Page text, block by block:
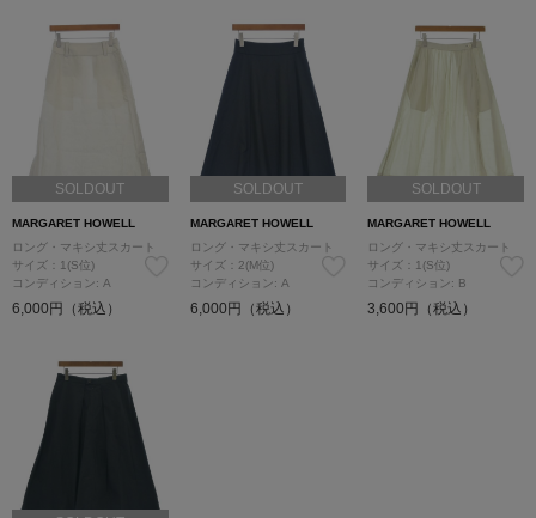
SOLDOUT
MARGARET HOWELL
ロング・マキシ丈スカート
サイズ：1(S位)
コンディション: A
6,000円（税込）
SOLDOUT
MARGARET HOWELL
ロング・マキシ丈スカート
サイズ：2(M位)
コンディション: A
6,000円（税込）
SOLDOUT
MARGARET HOWELL
ロング・マキシ丈スカート
サイズ：1(S位)
コンディション: B
3,600円（税込）